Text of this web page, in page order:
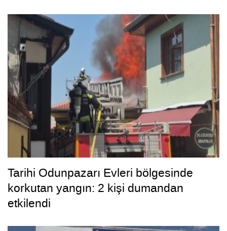
Tarihi Odunpazarı Evleri bölgesinde
korkutan yangın: 2 kişi dumandan
etkilendi